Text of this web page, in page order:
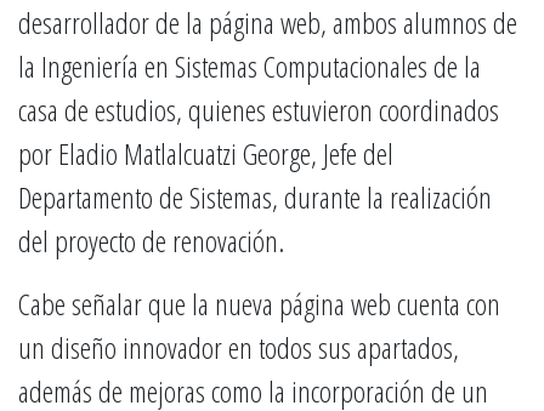
desarrollador de la página web, ambos alumnos de
la Ingeniería en Sistemas Computacionales de la
casa de estudios, quienes estuvieron coordinados
por Eladio Matlalcuatzi George, Jefe del
Departamento de Sistemas, durante la realización
del proyecto de renovación.
Cabe señalar que la nueva página web cuenta con
un diseño innovador en todos sus apartados,
además de mejoras como la incorporación de un